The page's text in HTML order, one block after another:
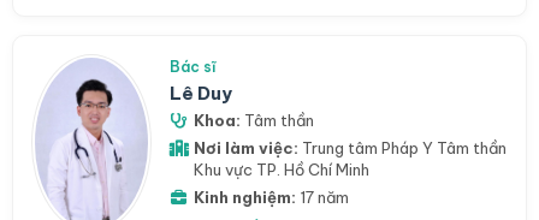
Bác sĩ
Lê Duy
Khoa: Tâm thần
Nơi làm việc: Trung tâm Pháp Y Tâm thần
Khu vực TP. Hồ Chí Minh
Kinh nghiệm: 17 năm